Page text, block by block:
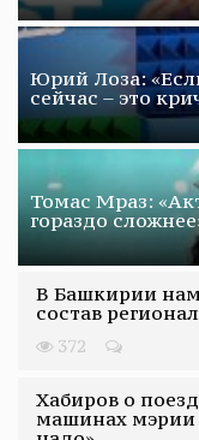
Юрий Лоза:
сейчас – это
Томас Мраз:
гораздо
В Башкирии
состав
372
Хабиров о
машинах мэрии